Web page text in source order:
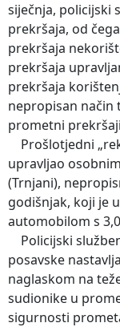
siječnja, policijski
prekršaja, od
prekršaja
prekršaja
prekršaja
nepropisan način
prometni
Prošlotjedni
upravljao
(Trnjani),
godišnjak, koji je
automobilom s
Policijski
posavske
naglaskom na
sudionike u
sigurnosti